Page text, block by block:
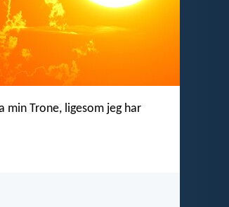
min Trone, ligesom jeg har